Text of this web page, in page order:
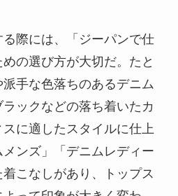
際には、「ジーパンで仕
の選び方が大切だ。たと
手な色落ちのあるデニム
ックなどの落ち着いたカ
に適したスタイルに仕上
ンズ」「デニムレディー
こなしがあり、トップス